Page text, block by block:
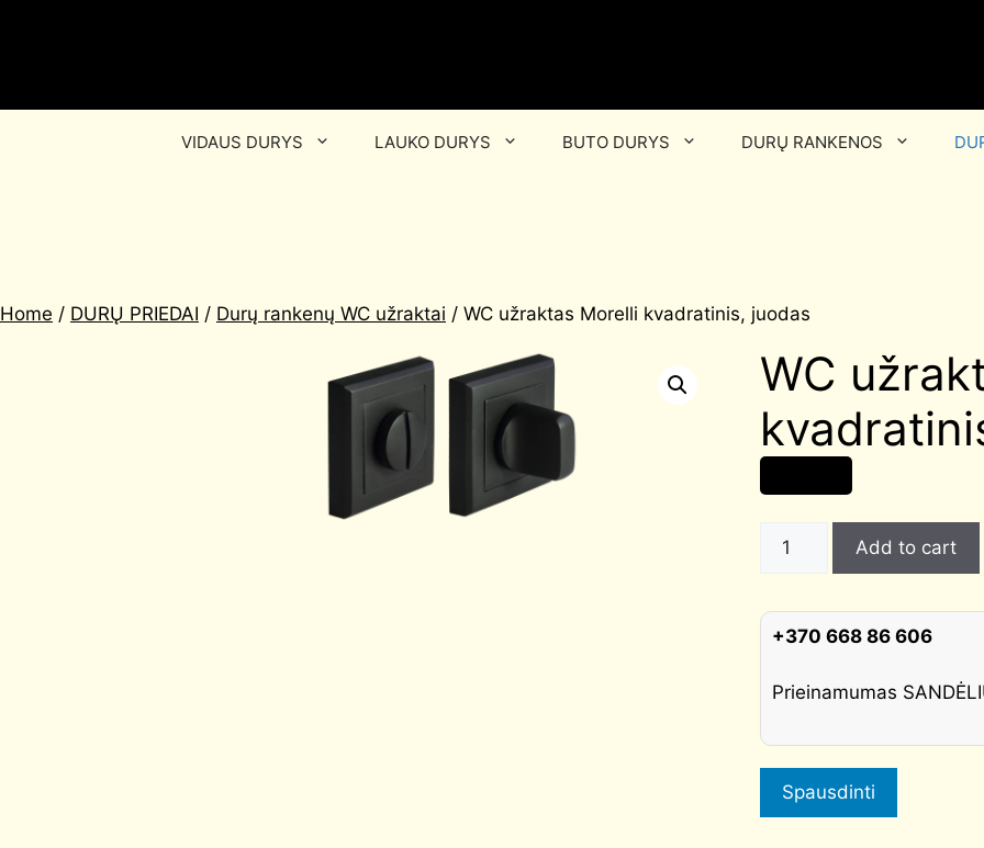
VIDAUS DURYS LAUKO DURYS BUTO DURYS DURŲ RANKENOS
Home / DURŲ PRIEDAI / Durų rankenų WC užraktai / WC užraktas Morelli kvadratinis, juodas
WC
WC
kvadratinis,
juodas
Add to cart
+370 668 86 606
Prieinamumas
Spausdinti